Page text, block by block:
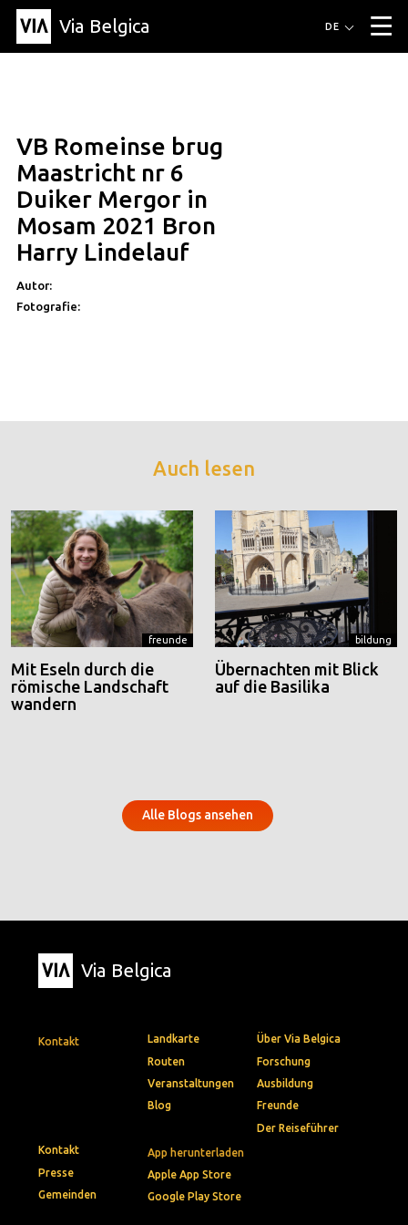
Via Belgica ▼
Artikel
Bildung
Rezept
Freunde
Über Via Belgica
Über Via Belgica
Forschung
Ausbildung
Freunde
Der Reiseführer
Organisation
Kontakt
Presse
Gemeinden
DE
VB Romeinse brug
Maastricht nr 6
Duiker Mergor in
Mosam 2021 Bron
Harry Lindelauf
Autor:
Fotografie:
Auch lesen
freunde
Mit Eseln durch die
römische Landschaft
wandern
bildung
Übernachten mit Blick
auf die Basilika
Alle Blogs ansehen
Via Belgica
Kontakt
App herunterladen
Apple App Store
Google Play Store
Landkarte
Routen
Veranstaltungen
Blog
Über Via Belgica
Forschung
Ausbildung
Freunde
Der Reiseführer
Kontakt
Presse
Gemeinden